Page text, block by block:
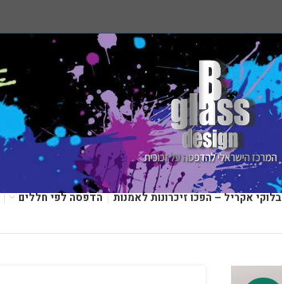
בלוקי אקריל – הפכו זיכרונות לאמנות הדפסה לפי חללים